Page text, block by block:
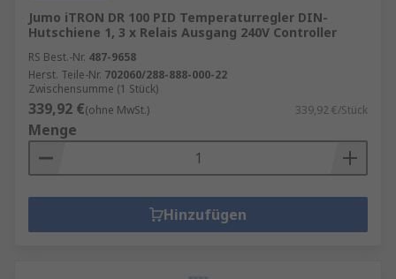
Jumo iTRON DR 100 PID Temperaturregler DIN-
Hutschiene 1, 3 x Relais Ausgang 240V Controller
RS Best.-Nr. 487-9658
Herst. Teile-Nr. 702060/288-888-000-22
Zwischensumme (1 Stück)
339,92 €(ohne MwSt.) 339,92 €/Stück
Menge
Hinzufügen